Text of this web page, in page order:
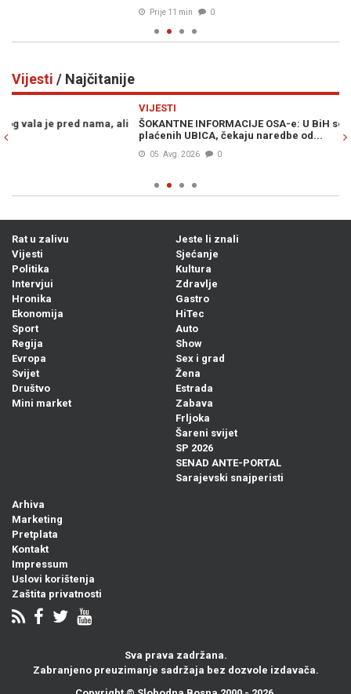
Vijesti / Najčitanije
ŠOKANTNE INFORMACIJE OSA-e: U BiH se nalaze dvije grupe
plaćenih UBICA, čekaju naredbe od...
Rat u zalivu
Vijesti
Politika
Intervjui
Hronika
Ekonomija
Sport
Regija
Evropa
Svijet
Društvo
Mini market
Jeste li znali
Sjećanje
Kultura
Zdravlje
Gastro
HiTec
Auto
Show
Sex i grad
Žena
Estrada
Zabava
Frljoka
Šareni svijet
SP 2026
SENAD ANTE-PORTAL
Sarajevski snajperisti
Arhiva
Marketing
Pretplata
Kontakt
Impressum
Uslovi korištenja
Zaštita privatnosti
Sva prava zadržana.
Zabranjeno preuzimanje sadržaja bez dozvole izdavača.